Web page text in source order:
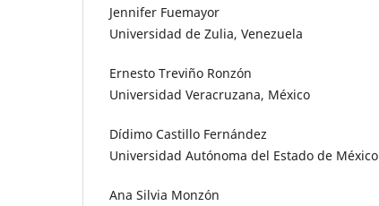
Jennifer Fuemayor
Universidad de Zulia, Venezuela
Ernesto Treviño Ronzón
Universidad Veracruzana, México
Dídimo Castillo Fernández
Universidad Autónoma del Estado de México
Ana Silvia Monzón